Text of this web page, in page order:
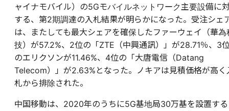
ャイナモバイル）の5Gモバイルネットワーク主要設備に
する、第2期調達の入札結果が明らかになった。受注シェ
は、またしても最大シェアを確保したファーウェイ（華為
技）が57.2%、2位の「ZTE（中興通訊）」が28.71％、3
のエリクソンが11.46%、4位の「大唐電信（Datang
Telecom）」が2.63%となった。ノキアは見積価格が高く
札から排除された。
中国移動は、2020年のうちに5G基地局30万基を設置する